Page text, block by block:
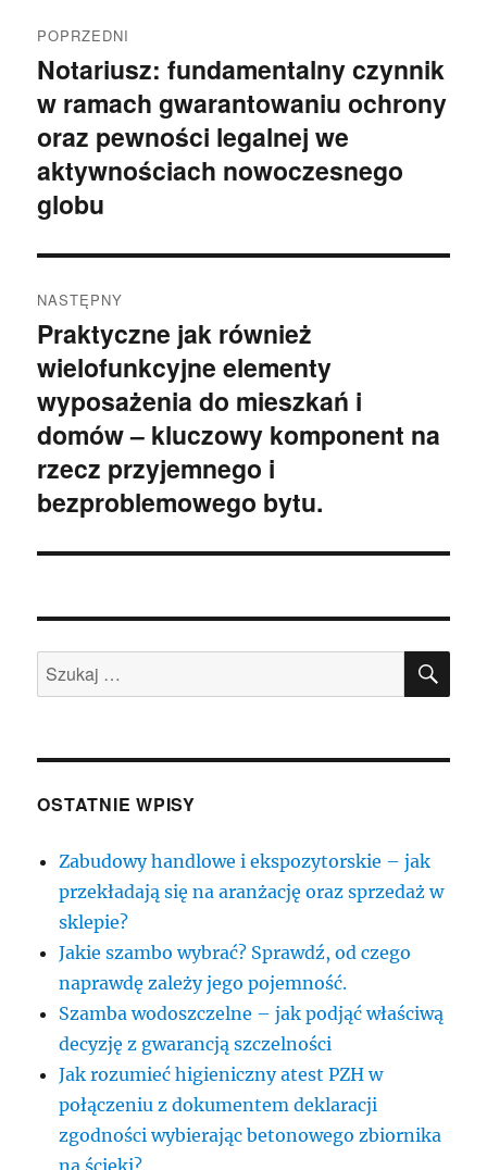
wpisu
POPRZEDNI
Poprzedni
wpis:
Notariusz: fundamentalny czynnik
w ramach gwarantowaniu ochrony
oraz pewności legalnej we
aktywnościach nowoczesnego
globu
NASTĘPNY
Następny
wpis:
Praktyczne jak również
wielofunkcyjne elementy
wyposażenia do mieszkań i
domów – kluczowy komponent na
rzecz przyjemnego i
bezproblemowego bytu.
Szukaj:
OSTATNIE WPISY
Zabudowy handlowe i ekspozytorskie – jak
przekładają się na aranżację oraz sprzedaż w
sklepie?
Jakie szambo wybrać? Sprawdź, od czego
naprawdę zależy jego pojemność.
Szamba wodoszczelne – jak podjąć właściwą
decyzję z gwarancją szczelności
Jak rozumieć higieniczny atest PZH w
połączeniu z dokumentem deklaracji
zgodności wybierając betonowego zbiornika
na ścieki?